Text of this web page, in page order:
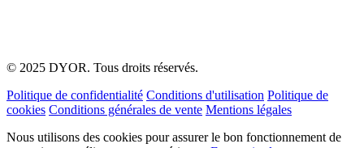
© 2025 DYOR. Tous droits réservés.
Politique de confidentialité Conditions d'utilisation Politique de
cookies Conditions générales de vente Mentions légales
Nous utilisons des cookies pour assurer le bon fonctionnement de